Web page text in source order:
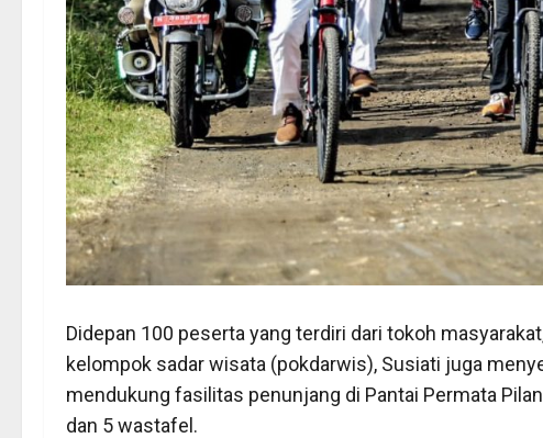
Didepan 100 peserta yang terdiri dari tokoh
kelompok sadar wisata (pokdarwis), Susiati juga
mendukung fasilitas penunjang di Pantai Permata
dan 5 wastafel.